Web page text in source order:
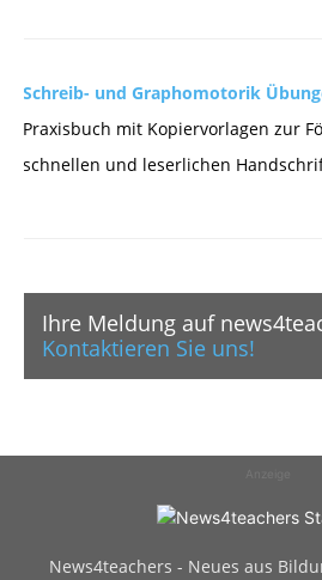
Schreib- und Graphomotorik
Praxisbuch mit Kopiervorlagen zur
schnellen und leserlichen
Ihre Meldung auf
Kontaktieren Sie uns!
News4teachers - Neues aus